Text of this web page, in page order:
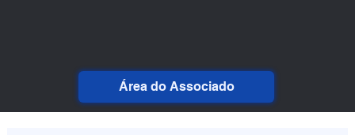
Área do Associado